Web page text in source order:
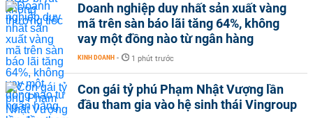
Doanh nghiệp duy nhất sản xuất vàng
mã trên sàn báo lãi tăng 64%, không
vay một đồng nào từ ngân hàng
KINH DOANH - 1 phút trước
Con gái tỷ phú Phạm Nhật Vượng lần
đầu tham gia vào hệ sinh thái Vingroup